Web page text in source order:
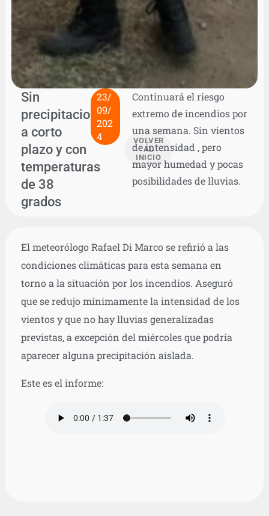
Sin
precipitaciones
a corto
plazo y con
temperaturas
de 38
grados
23/
09/
202
4
VOLVER
AL
INICIO
Continuará el riesgo
extremo de incendios por
una semana. Sin vientos
de intensidad , pero
mayor humedad y pocas
posibilidades de lluvias.
El meteorólogo Rafael Di Marco se refirió a las
condiciones climáticas para esta semana en
torno a la situación por los incendios. Aseguró
que se redujo mínimamente la intensidad de los
vientos y que no hay lluvias generalizadas
previstas, a excepción del miércoles que podría
aparecer alguna precipitación aislada.
Este es el informe: